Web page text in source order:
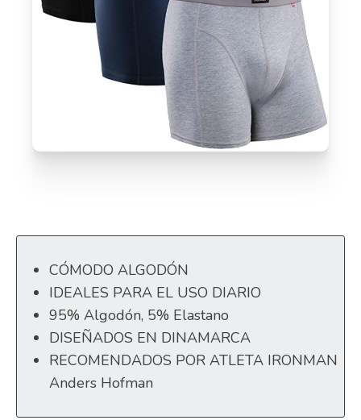
CÓMODO ALGODÓN
IDEALES PARA EL USO DIARIO
95% Algodón, 5% Elastano
DISEÑADOS EN DINAMARCA
RECOMENDADOS POR ATLETA IRONMAN
Anders Hofman